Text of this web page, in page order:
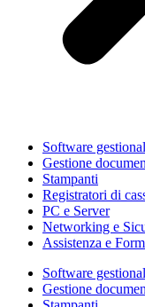
Software
Gestione
Stampanti
Registratori di
PC e Server
Networking e
Assistenza e
Software
Gestione